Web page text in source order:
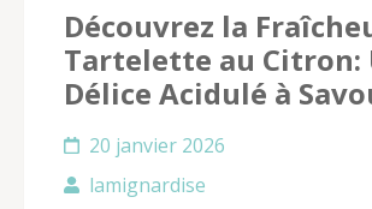
Découvrez la
Tartelette au Citron:
Délice Acidulé à
20 janvier 2026
lamignardise